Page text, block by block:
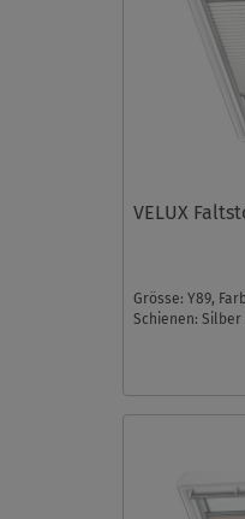
VELUX
Grösse: Y89,
Schienen: Silber